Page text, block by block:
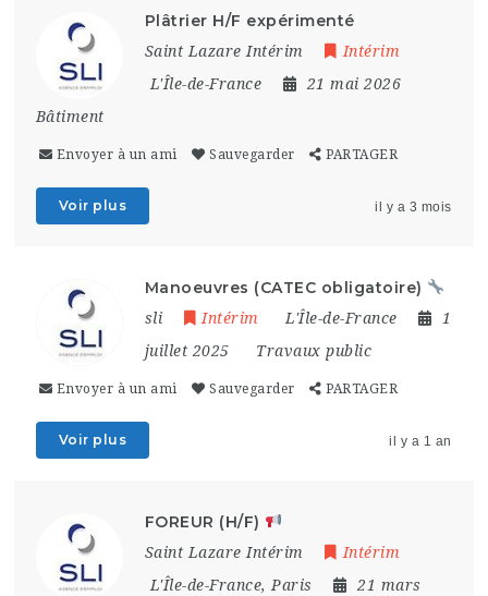
Plâtrier H/F expérimenté
Saint Lazare Intérim
Intérim
L'Île-de-France
21 mai 2026
Bâtiment
Envoyer à un ami Sauvegarder PARTAGER
Voir plus il y a 3 mois
Manoeuvres (CATEC obligatoire)
sli Intérim L'Île-de-France
1
juillet 2025
Travaux public
Envoyer à un ami Sauvegarder PARTAGER
Voir plus il y a 1 an
FOREUR (H/F)
Saint Lazare Intérim
Intérim
L'Île-de-France, Paris
21 mars